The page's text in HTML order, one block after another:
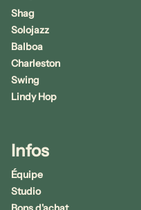
Shag
Solojazz
Balboa
Charleston
Swing
Lindy Hop
Infos
Équipe
Studio